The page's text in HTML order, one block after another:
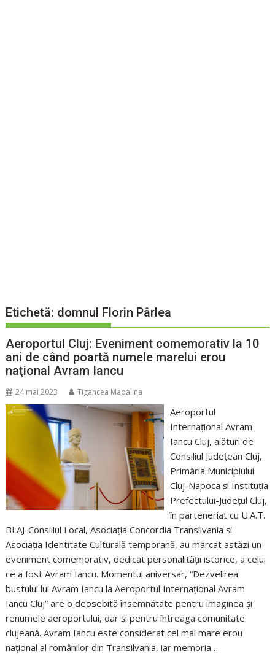
Etichetă: domnul Florin Pârlea
Aeroportul Cluj: Eveniment comemorativ la 10
ani de când poartă numele marelui erou
naţional Avram Iancu
24 mai 2023 Tigancea Madalina
Aeroportul
Internațional Avram
Iancu Cluj, alături de
Consiliul Județean Cluj,
Primăria Municipiului
Cluj-Napoca și Instituția
Prefectului-Județul Cluj,
în parteneriat cu U.A.T.
BLAJ-Consiliul Local, Asociația Concordia Transilvania și
Asociația Identitate Culturală temporană, au marcat astăzi un
eveniment comemorativ, dedicat personalității istorice, a celui
ce a fost Avram Iancu. Momentul aniversar, “Dezvelirea
bustului lui Avram Iancu la Aeroportul Internațional Avram
Iancu Cluj” are o deosebită însemnătate pentru imaginea și
renumele aeroportului, dar și pentru întreaga comunitate
clujeană. Avram Iancu este considerat cel mai mare erou
naţional al românilor din Transilvania, iar memoria…